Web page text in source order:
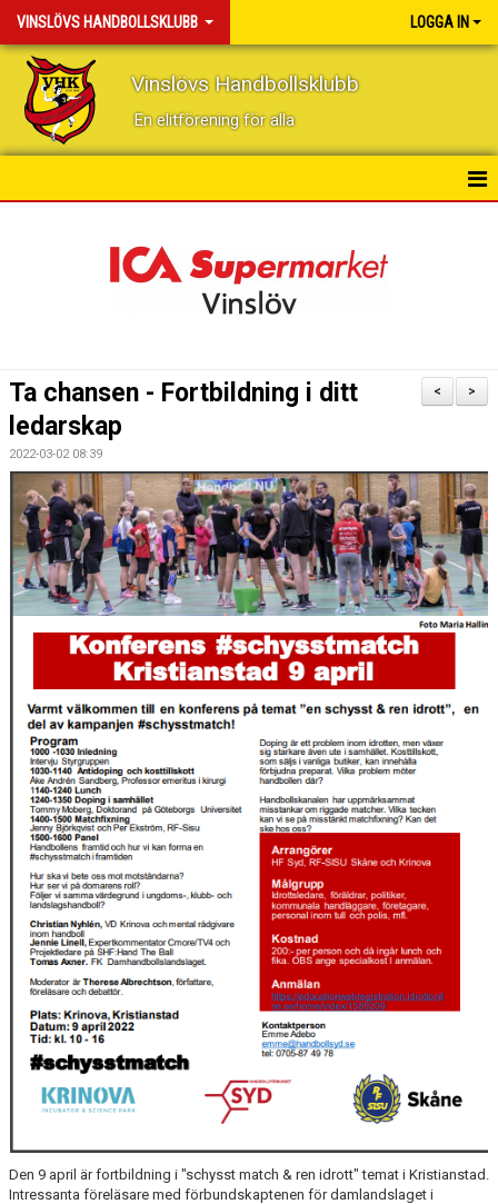
VINSLÖVS HANDBOLLSKLUBB LOGGA IN
Vinslövs Handbollsklubb
En elitförening för alla
BILDGALLERI
MATCHER
LÄNKAR
BLI MEDLEM!
VFC CUPEN
VHK SOCIALA MEDIER
VHK SHOP 2025-2026
TEAM 500
HERRARNAS RESULTAT & TABELL
DAMERNAS RESULTAT & TABELL
>
<
Ta chansen - Fortbildning i ditt
ledarskap
2022-03-02 08:39
Den 9 april är fortbildning i "schysst match & ren idrott" temat i Kristianstad.
Intressanta föreläsare med förbundskaptenen för damlandslaget i